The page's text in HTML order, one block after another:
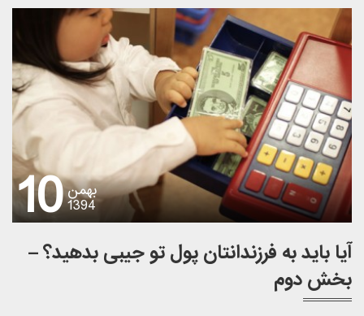
10بهمن
1394
آیا باید به فرزندانتان پول تو جیبی بدهید؟ –
بخش دوم